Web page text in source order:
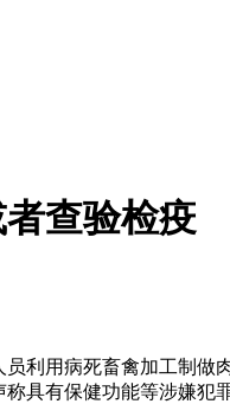
查验检疫
用病死畜禽加工制做
具有保健功能等涉嫌